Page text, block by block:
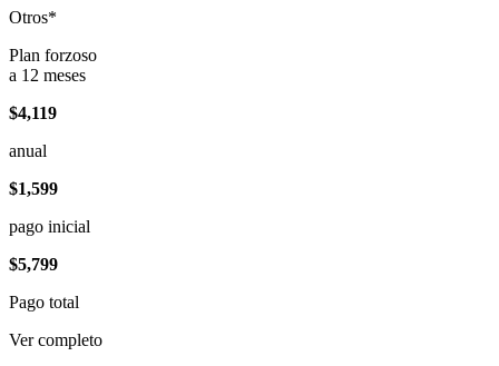
Otros*
Plan forzoso
a 12 meses
$4,119
anual
$1,599
pago inicial
$5,799
Pago total
Ver completo